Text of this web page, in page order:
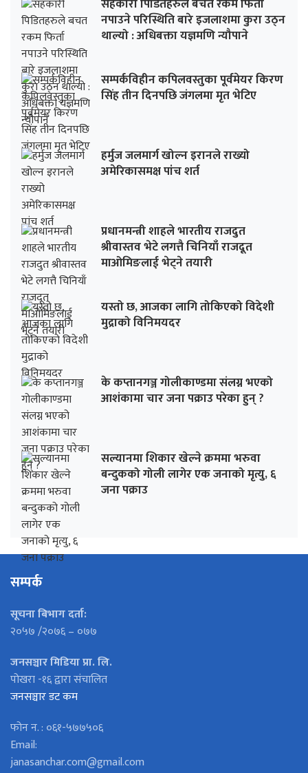
सहकारी पिडितहरुले बचत रकम फिर्ता
नपाउने परिस्थिति बारे इजलाशमा कुरा उठ्न
थाल्यो : अधिबक्ता यज्ञमणि न्यौपाने
सम्पर्कविहीन कपिलवस्तुका पूर्वमेयर किरण
सिंह तीन दिनपछि जंगलमा मृत भेटिए
हर्मुज जलमार्ग खोल्न इरानले राख्यो
अमेरिकासमक्ष पांच शर्त
प्रधानमन्त्री शाहले भारतीय राजदुत
श्रीवास्तव भेटे लगत्तै चिनियाँ राजदूत
माओमिङलाई भेट्ने तयारी
यस्तो छ, आजका लागि तोकिएको विदेशी
मुद्राको विनिमयदर
के कप्तानगञ्ज गोलीकाण्डमा संलग्न भएको
आशंकामा चार जना पक्राउ परेका हुन् ?
सल्यानमा शिकार खेल्ने क्रममा भरुवा
बन्दुकको गोली लागेर एक जनाको मृत्यु, ६
जना पक्राउ
सम्पर्क
सूचना बिभाग दर्ता:
२०५७ /२०७६ – ०७७
जनसञ्चार मिडिया प्रा. लि.
पोखरा -१६ द्वारा संचालित
जनसञ्चार डट कम
फोन न. : ०६१-५७७५०६
Email:
janasanchar.com@gmail.com